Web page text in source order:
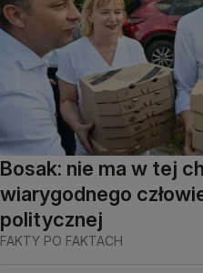
Bosak: nie ma w tej
wiarygodnego
politycznej
FAKTY PO FAKTACH